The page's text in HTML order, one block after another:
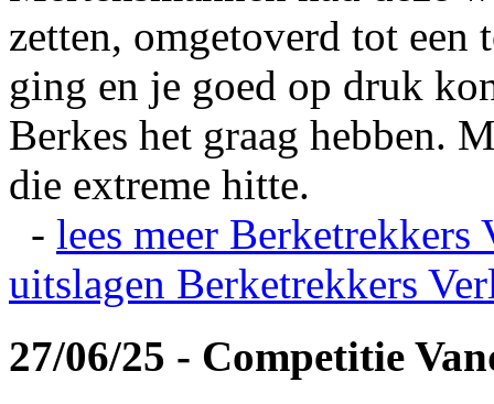
zetten, omgetoverd tot
ging en je goed op druk
Berkes het graag hebben.
die extreme hitte.
- lees meer Berketrekkers
uitslagen Berketrekkers
27/06/25 - Competitie